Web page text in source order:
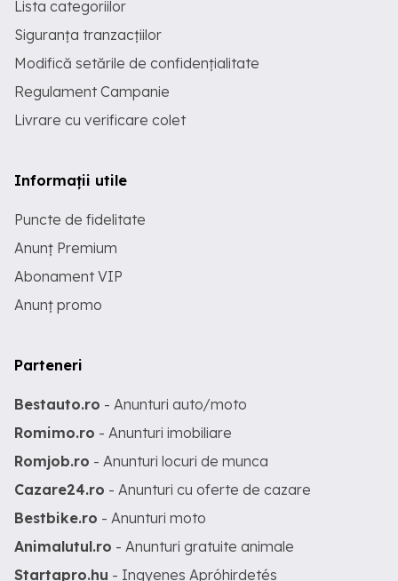
Lista categoriilor
Siguranța tranzacțiilor
Modifică setările de confidențialitate
Regulament Campanie
Livrare cu verificare colet
Informații utile
Puncte de fidelitate
Anunț Premium
Abonament VIP
Anunț promo
Parteneri
Bestauto.ro - Anunturi auto/moto
Romimo.ro - Anunturi imobiliare
Romjob.ro - Anunturi locuri de munca
Cazare24.ro - Anunturi cu oferte de cazare
Bestbike.ro - Anunturi moto
Animalutul.ro - Anunturi gratuite animale
Startapro.hu - Ingyenes Apróhirdetés